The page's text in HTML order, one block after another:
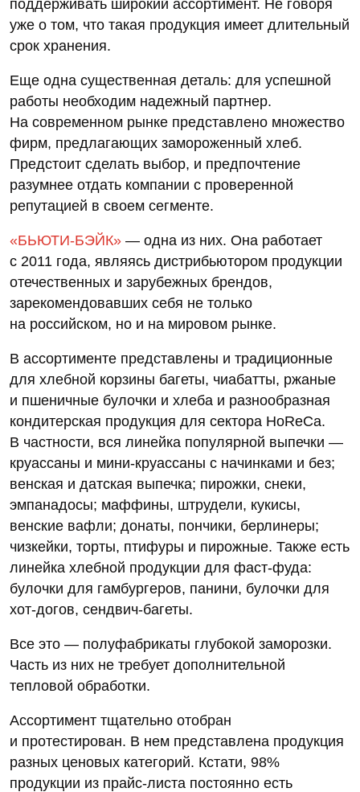
поддерживать широкий ассортимент. Не говоря
уже о том, что такая продукция имеет длительный
срок хранения.
Еще одна существенная деталь: для успешной
работы необходим надежный партнер.
На современном рынке представлено множество
фирм, предлагающих замороженный хлеб.
Предстоит сделать выбор, и предпочтение
разумнее отдать компании с проверенной
репутацией в своем сегменте.
«БЬЮТИ-БЭЙК» — одна из них. Она работает
с 2011 года, являясь дистрибьютором продукции
отечественных и зарубежных брендов,
зарекомендовавших себя не только
на российском, но и на мировом рынке.
В ассортименте представлены и традиционные
для хлебной корзины багеты, чиабатты, ржаные
и пшеничные булочки и хлеба и разнообразная
кондитерская продукция для сектора HoReCa.
В частности, вся линейка популярной выпечки —
круассаны и мини-круассаны с начинками и без;
венская и датская выпечка; пирожки, снеки,
эмпанадосы; маффины, штрудели, кукисы,
венские вафли; донаты, пончики, берлинеры;
чизкейки, торты, птифуры и пирожные. Также есть
линейка хлебной продукции для фаст-фуда:
булочки для гамбургеров, панини, булочки для
хот-догов, сендвич-багеты.
Все это — полуфабрикаты глубокой заморозки.
Часть из них не требует дополнительной
тепловой обработки.
Ассортимент тщательно отобран
и протестирован. В нем представлена продукция
разных ценовых категорий. Кстати, 98%
продукции из прайс-листа постоянно есть